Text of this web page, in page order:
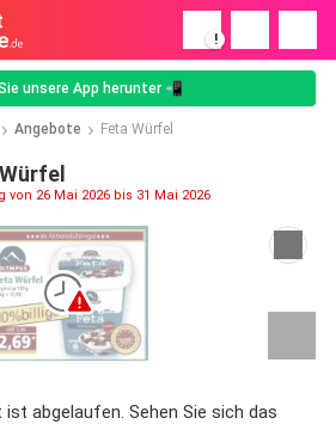
!
unsere App herunter 📲
Angebote Feta Würfel
von 26 Mai 2026 bis 31 Mai 2026
abgelaufen. Sehen Sie sich das